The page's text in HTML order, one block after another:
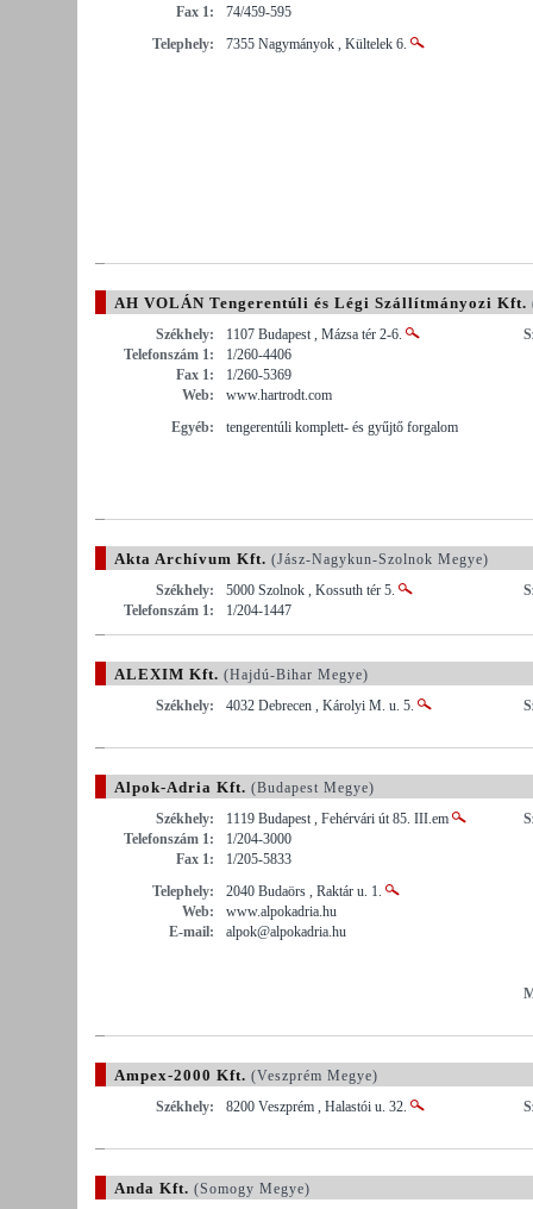
Fax 1:
74/459-595
Telephely:
7355 Nagymányok , Kültelek 6.
AH VOLÁN Tengerentúli és Légi Szállítmányozi Kft.
Székhely:
1107 Budapest , Mázsa tér 2-6.
Telefonszám 1:
1/260-4406
Fax 1:
1/260-5369
Web:
www.hartrodt.com
Egyéb:
tengerentúli komplett- és gyűjtő forgalom
Akta Archívum Kft. (Jász-Nagykun-Szolnok Megye)
Székhely:
5000 Szolnok , Kossuth tér 5.
Telefonszám 1:
1/204-1447
ALEXIM Kft. (Hajdú-Bihar Megye)
Székhely:
4032 Debrecen , Károlyi M. u. 5.
Alpok-Adria Kft. (Budapest Megye)
Székhely:
1119 Budapest , Fehérvári út 85. III.em
Telefonszám 1:
1/204-3000
Fax 1:
1/205-5833
Telephely:
2040 Budaörs , Raktár u. 1.
Web:
www.alpokadria.hu
E-mail:
alpok@alpokadria.hu
Ampex-2000 Kft. (Veszprém Megye)
Székhely:
8200 Veszprém , Halastói u. 32.
Anda Kft. (Somogy Megye)